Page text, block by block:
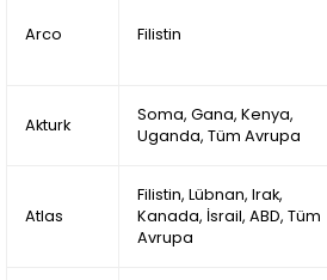
Arco Filistin
Akturk
Soma, Gana, Kenya,
Uganda, Tüm Avrupa
Atlas
Filistin, Lübnan, Irak,
Kanada, İsrail, ABD, Tüm
Avrupa